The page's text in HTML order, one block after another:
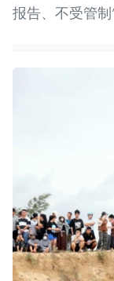
报告、不受管制